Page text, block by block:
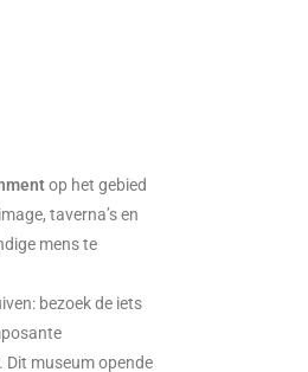
op het gebied
taverna’s en
mens te
bezoek de iets
Dit museum opende